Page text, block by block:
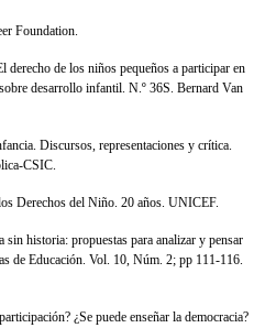
Foundation.
de los niños pequeños a participar en
desarrollo infantil. N.º 36S. Bernard Van
Discursos, representaciones y crítica.
CSIC.
Derechos del Niño. 20 años. UNICEF.
sin historia: propuestas para analizar y pensar
de Educación. Vol. 10, Núm. 2; pp 111-116.
¿Se puede enseñar la democracia?